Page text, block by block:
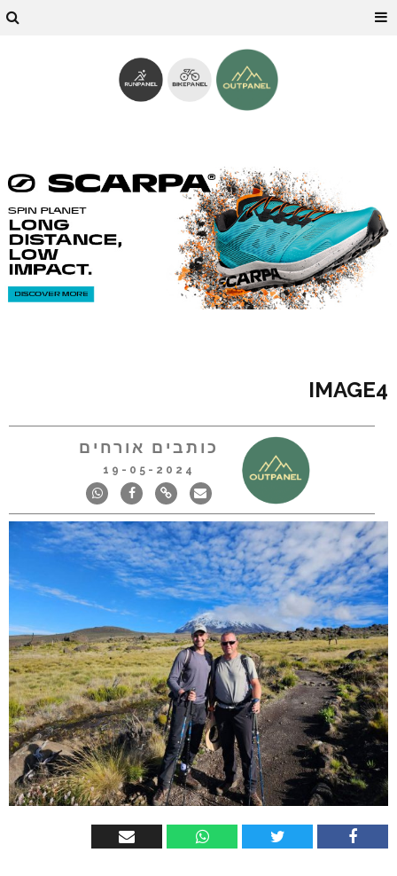
IMAGE4
כותבים אורחים
19-05-2024